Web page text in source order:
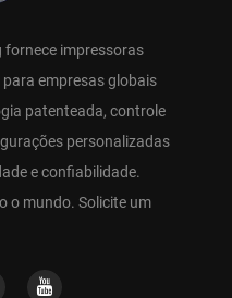
fornece impressoras
para empresas globais
patenteada, controle
personalizadas
e confiabilidade.
o mundo. Solicite um